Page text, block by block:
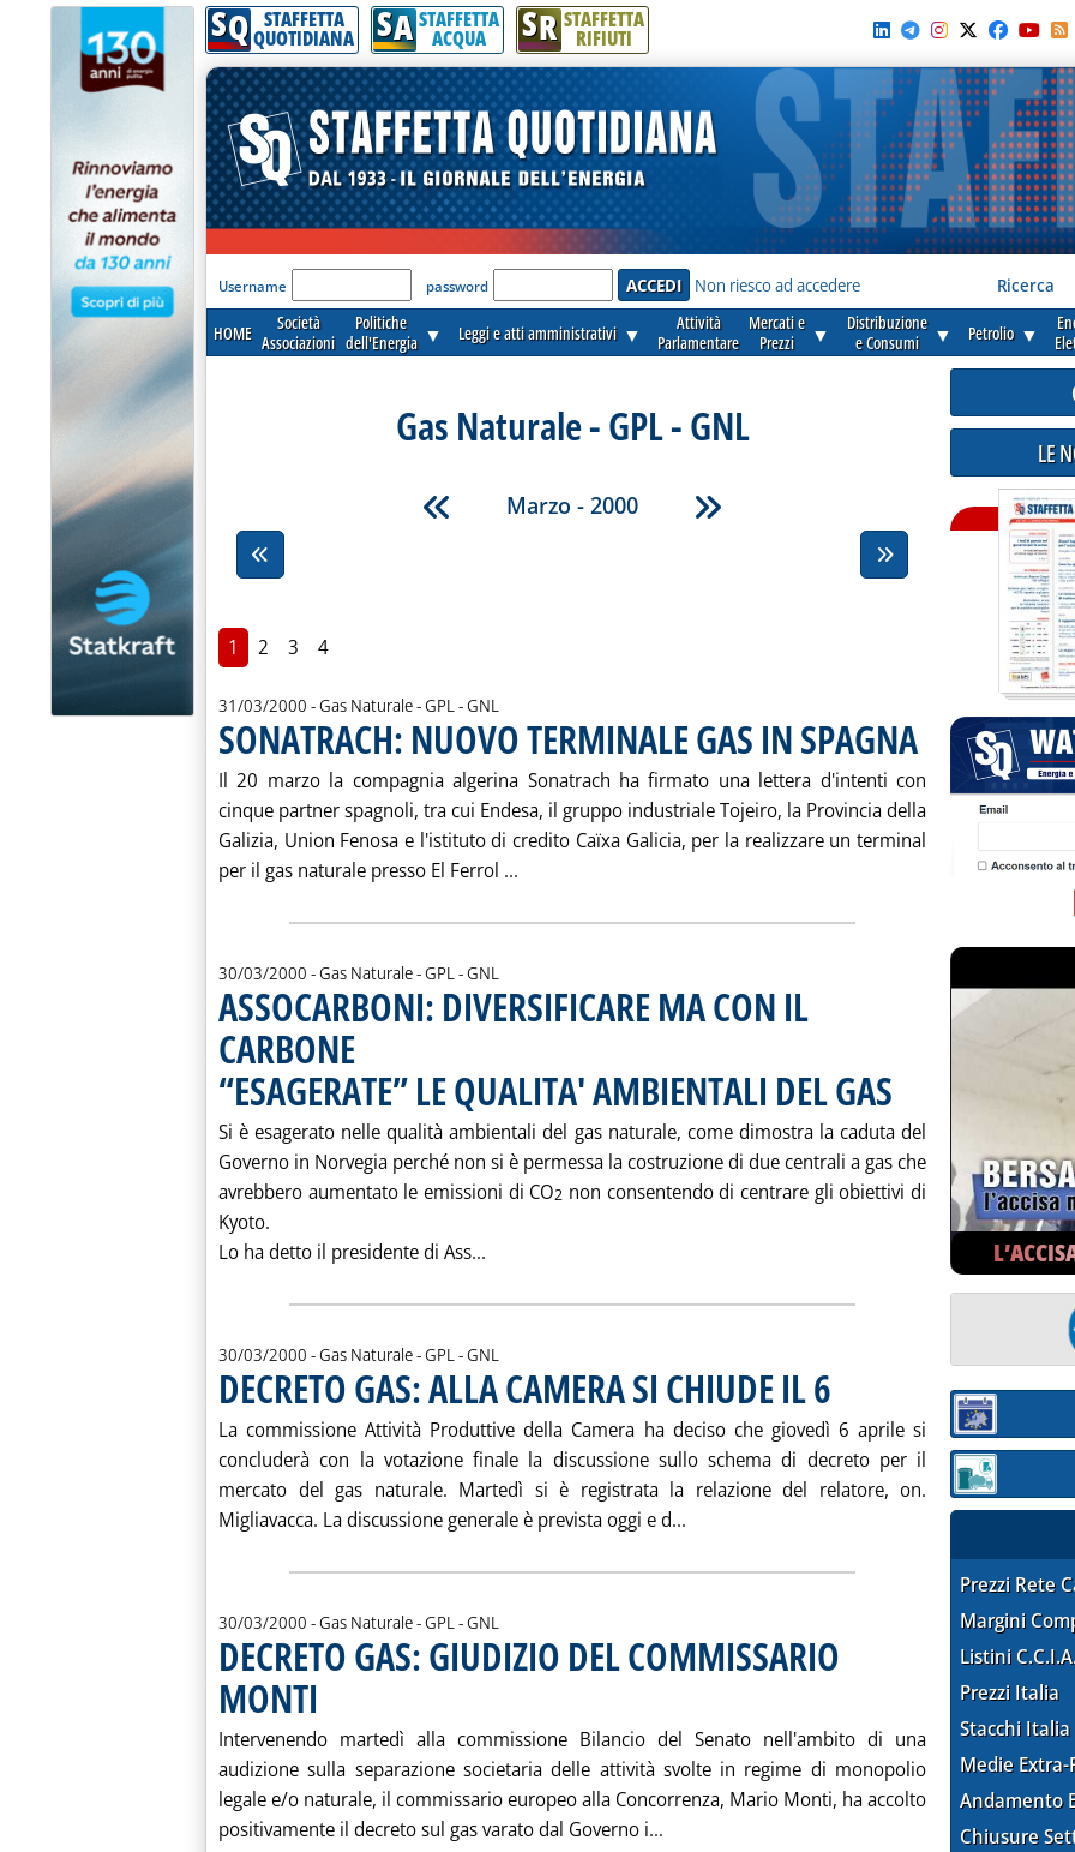
SQ STAFFETTA
QUOTIDIANA SA STAFFETTA
ACQUA SR STAFFETTA
RIFIUTI
'Modulo Login per accedere'
Username password Non riesco ad accedere Ricerca
HOME
Società
Associazioni
Politiche
dell'Energia ▼ Leggi e atti amministrativi ▼
Attività
Parlamentare
Mercati e
Prezzi
▼
Distribuzione
e Consumi
▼ Petrolio ▼
Gas Naturale - GPL - GNL
Marzo - 2000
1 2 3 4
31/03/2000 - Gas Naturale - GPL - GNL
SONATRACH: NUOVO TERMINALE GAS IN SPAGNA . Pubblicata venerdì 31
Il 20 marzo la compagnia algerina Sonatrach ha firmato una lettera d'intenti con
cinque partner spagnoli, tra cui Endesa, il gruppo industriale Tojeiro, la Provincia della
Galizia, Union Fenosa e l'istituto di credito Caïxa Galicia, per la realizzare un terminal
per il gas naturale presso El Ferrol ... Leggi tutta la notizia: 'SONATRACH: NUOVO TERMINALE GAS IN
30/03/2000 - Gas Naturale - GPL - GNL
ASSOCARBONI: DIVERSIFICARE MA CON IL
CARBONE
“ESAGERATE” LE QUALITA' AMBIENTALI DEL GAS . Pubblicata giovedì 30 marzo
Si è esagerato nelle qualità ambientali del gas naturale, come dimostra la caduta del
Governo in Norvegia perché non si è permessa la costruzione di due centrali a gas che
avrebbero aumentato le emissioni di CO2 non consentendo di centrare gli obiettivi di
Kyoto.
Lo ha detto il presidente di Ass... Leggi tutta la notizia: 'ASSOCARBONI: DIVERSIFICARE MA CON IL
30/03/2000 - Gas Naturale - GPL - GNL
DECRETO GAS: ALLA CAMERA SI CHIUDE IL 6
La commissione Attività Produttive della Camera ha deciso che giovedì 6 aprile si
concluderà con la votazione finale la discussione sullo schema di decreto per il
mercato del gas naturale. Martedì si è registrata la relazione del relatore, on.
Migliavacca. La discussione generale è prevista oggi e d... Leggi tutta la notizia: 'DECRETO GAS: ALLA
30/03/2000 - Gas Naturale - GPL - GNL
DECRETO GAS: GIUDIZIO DEL COMMISSARIO
MONTI
Intervenendo martedì alla commissione Bilancio del Senato nell'ambito di una
audizione sulla separazione societaria delle attività svolte in regime di monopolio
legale e/o naturale, il commissario europeo alla Concorrenza, Mario Monti, ha accolto
positivamente il decreto sul gas varato dal Governo i... Leggi tutta la notizia: 'DECRETO GAS: GIUDIZIO
LE
Sezione:
Sezione:
Prezzi Rete
Margini
Listini
Prezzi Italia
Stacchi Italia
Medie Extra-
Andamento
Chiusure